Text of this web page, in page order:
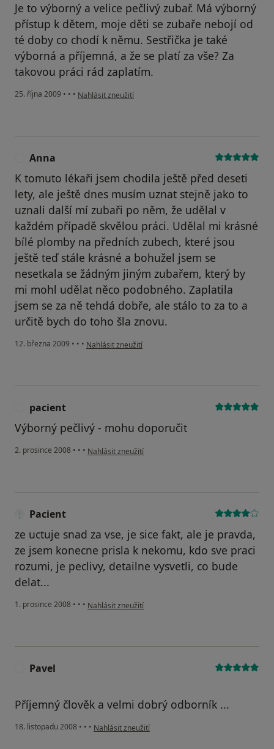
Je to výborný a velice pečlivý zubař. Má výborný
přístup k dětem, moje děti se zubaře nebojí od
té doby co chodí k němu. Sestřička je také
výborná a příjemná, a že se platí za vše? Za
takovou práci rád zaplatím.
25. října 2009 • • • podle názoru uživatele Váš účet byl odstraněn
Nahlásit zneužití
Anna
K tomuto lékaři jsem chodila ještě před deseti
lety, ale ještě dnes musím uznat stejně jako to
uznali další mí zubaři po něm, že udělal v
každém případě skvělou práci. Udělal mi krásné
bílé plomby na předních zubech, které jsou
ještě teď stále krásné a bohužel jsem se
nesetkala se žádným jiným zubařem, který by
mi mohl udělat něco podobného. Zaplatila
jsem se za ně tehdá dobře, ale stálo to za to a
určitě bych do toho šla znovu.
12. března 2009 • • • podle názoru uživatele Anna
Nahlásit zneužití
pacient
Výborný pečlivý - mohu doporučit
2. prosince 2008 • • • podle názoru uživatele pacient
Nahlásit zneužití
Pacient
ze uctuje snad za vse, je sice fakt, ale je pravda,
ze jsem konecne prisla k nekomu, kdo sve praci
rozumi, je peclivy, detailne vysvetli, co bude
delat...
1. prosince 2008 • • • podle názoru uživatele Pacient
Nahlásit zneužití
Pavel
Příjemný člověk a velmi dobrý odborník ...
18. listopadu 2008 • • • podle názoru uživatele Pavel
Nahlásit zneužití